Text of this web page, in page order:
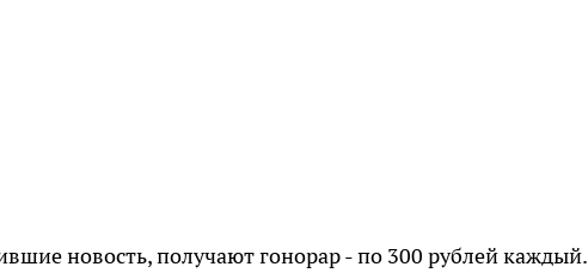
новость, получают гонорар - по 300 рублей каждый.